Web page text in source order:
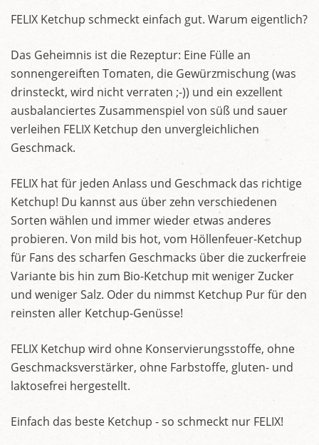
FELIX Ketchup schmeckt einfach gut. Warum eigentlich?
Das Geheimnis ist die Rezeptur: Eine Fülle an
sonnengereiften Tomaten, die Gewürzmischung (was
drinsteckt, wird nicht verraten ;-)) und ein exzellent
ausbalanciertes Zusammenspiel von süß und sauer
verleihen FELIX Ketchup den unvergleichlichen
Geschmack.
FELIX hat für jeden Anlass und Geschmack das richtige
Ketchup! Du kannst aus über zehn verschiedenen
Sorten wählen und immer wieder etwas anderes
probieren. Von mild bis hot, vom Höllenfeuer-Ketchup
für Fans des scharfen Geschmacks über die zuckerfreie
Variante bis hin zum Bio-Ketchup mit weniger Zucker
und weniger Salz. Oder du nimmst Ketchup Pur für den
reinsten aller Ketchup-Genüsse!
FELIX Ketchup wird ohne Konservierungsstoffe, ohne
Geschmacksverstärker, ohne Farbstoffe, gluten- und
laktosefrei hergestellt.
Einfach das beste Ketchup - so schmeckt nur FELIX!